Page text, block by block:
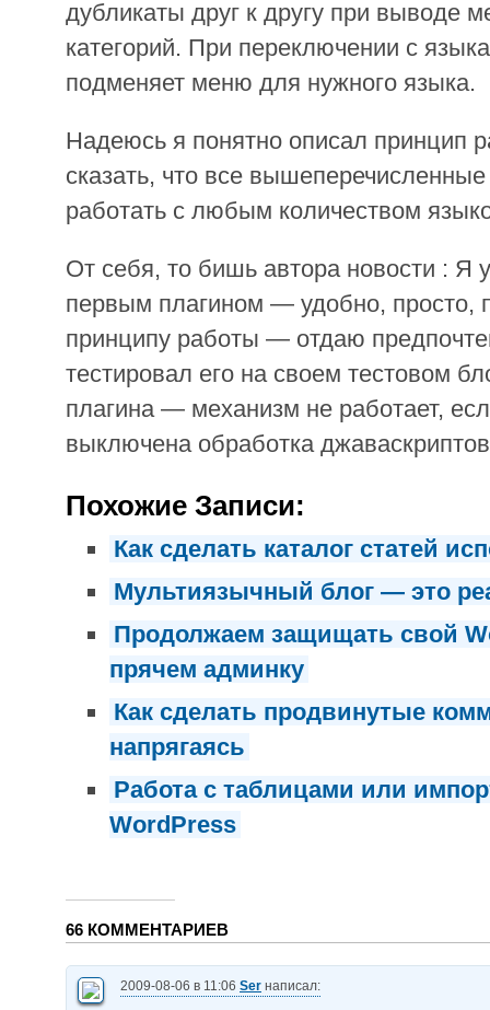
дубликаты друг к другу при выводе
категорий. При переключении с
подменяет меню для нужного языка.
Надеюсь я понятно описал принцип
сказать, что все
работать с любым количеством
От себя, то бишь автора новости : Я
первым плагином — удобно, просто,
принципу работы — отдаю
тестировал его на своем тестовом
плагина — механизм не работает,
выключена обработка
Похожие Записи:
Как сделать каталог статей
Мультиязычный блог — это
Продолжаем защищать свой
прячем админку
Как сделать продвинутые
напрягаясь
Работа с таблицами или
WordPress
66 КОММЕНТАРИЕВ
2009-08-06 в 11:06 Ser написал: